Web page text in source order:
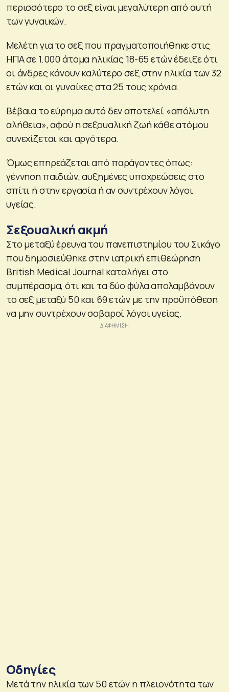
περισσότερο το σεξ είναι μεγαλύτερη από αυτή
των γυναικών.
Mελέτη για το σεξ που πραγματοποιήθηκε στις
ΗΠΑ σε 1.000 άτομα ηλικίας 18-65 ετών έδειξε ότι
οι άνδρες κάνουν καλύτερο σεξ στην ηλικία των 32
ετών και οι γυναίκες στα 25 τους χρόνια.
Βέβαια το εύρημα αυτό δεν αποτελεί «απόλυτη
αλήθεια», αφού η σεξουαλική ζωή κάθε ατόμου
συνεχίζεται και αργότερα.
Όμως επηρεάζεται από παράγοντες όπως:
γέννηση παιδιών, αυξημένες υποχρεώσεις στο
σπίτι ή στην εργασία ή αν συντρέχουν λόγοι
υγείας.
Σεξουαλική ακμή
Στο μεταξύ έρευνα του πανεπιστημίου του Σικάγο
που δημοσιεύθηκε στην ιατρική επιθεώρηση
British Medical Journal καταλήγει στο
συμπέρασμα, ότι και τα δύο φύλα απολαμβάνουν
το σεξ μεταξύ 50 και 69 ετών με την προϋπόθεση
να μην συντρέχουν σοβαροί λόγοι υγείας.
Οδηγίες
Μετά την ηλικία των 50 ετών η πλειονότητα των